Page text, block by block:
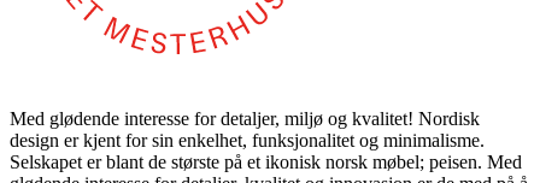
Med glødende interesse for detaljer, miljø og kvalitet! Nordisk
design er kjent for sin enkelhet, funksjonalitet og minimalisme.
Selskapet er blant de største på et ikonisk norsk møbel; peisen. Med